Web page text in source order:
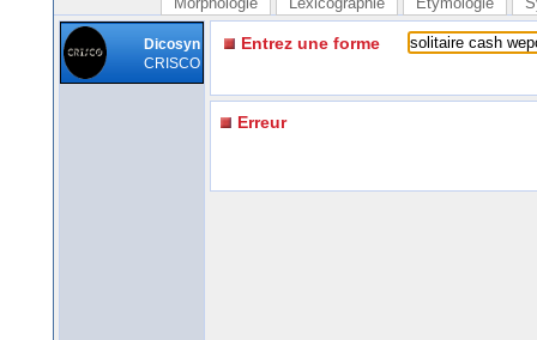
Dicosyn
CRISCO
Entrez une forme
Erreur